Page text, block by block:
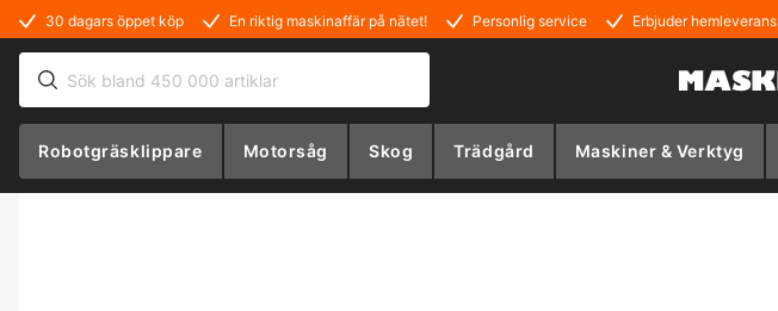
30 dagars öppet köp En riktig maskinaffär på nätet! Personlig service Erbjuder hemleverans
Robotgräsklippare Motorsåg Skog Trädgård Maskiner & Verktyg